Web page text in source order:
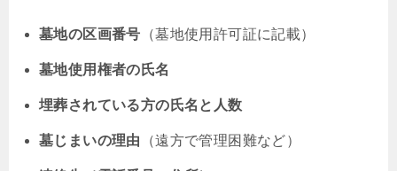
墓地の区画番号 （墓地使用許可証に記載）
墓地使用権者の氏名
埋葬されている方の氏名と人数
墓じまいの理由 （遠方で管理困難など）